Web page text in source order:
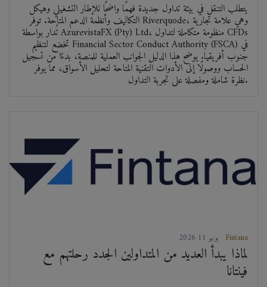
يتطلب التنقل في بيئة تداول جديدة فهمًا واضحًا للإطار التشغيلي وهيكل
التكاليف وأنظمة الدعم المتاحة. توفر Riverquode، وهي علامة تجارية
تُدار بواسطة AzurevistaFX (Pty) Ltd، منظومة متكاملة لتداول CFDs
تخضع لتنظيم Financial Sector Conduct Authority (FSCA) في
جنوب أفريقيا. يوضح هذا الدليل الجوانب العملية للمنصة، بدءًا من تسجيل
الحساب ووصولًا إلى الأدوات التقنية المتاحة لتحليل الأسواق، مما يوفر
نظرة شاملة ومفصلة على تجربة التداول.
2026 يونيو 11 Fintana
لماذا يبدأ العديد من المتداولين الجدد رحلتهم مع
فينتانا